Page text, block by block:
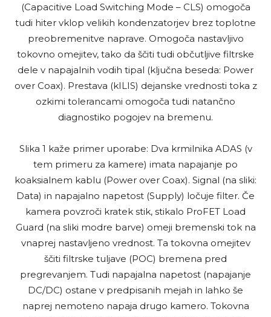
(Capacitive Load Switching Mode – CLS) omogoča
tudi hiter vklop velikih kondenzatorjev brez toplotne
preobremenitve naprave. Omogoča nastavljivo
tokovno omejitev, tako da ščiti tudi občutljive filtrske
dele v napajalnih vodih tipal (ključna beseda: Power
over Coax). Prestava (kILIS) dejanske vrednosti toka z
ozkimi tolerancami omogoča tudi natančno
diagnostiko pogojev na bremenu.
Slika 1 kaže primer uporabe: Dva krmilnika ADAS (v
tem primeru za kamere) imata napajanje po
koaksialnem kablu (Power over Coax). Signal (na sliki:
Data) in napajalno napetost (Supply) ločuje filter. Če
kamera povzroči kratek stik, stikalo ProFET Load
Guard (na sliki modre barve) omeji bremenski tok na
vnaprej nastavljeno vrednost. Ta tokovna omejitev
ščiti filtrske tuljave (POC) bremena pred
pregrevanjem. Tudi napajalna napetost (napajanje
DC/DC) ostane v predpisanih mejah in lahko še
naprej nemoteno napaja drugo kamero. Tokovna